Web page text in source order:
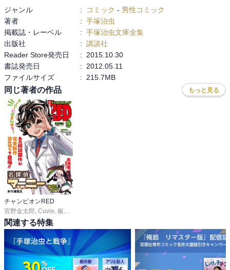
『農兵節』
『浪士隊結成』
『恩師江戸入り』
『宝珠を切る』
『天網恢恢』
『真忠組』
『暁の急襲』
『愛憎の館』
ジャンル : コミック - 男性コミック
著者
: 手塚治虫
掲載誌・レーベル
: 手塚治虫文庫全集
出版社
: 講談社
Reader Store発売日
:
2015.10.30
書誌発売日
:
2012.05.11
ファイルサイズ
: 215.7MB
同じ著者の作品 もっと見る
チャンピオンRED
宮野金太郎, Cuvie, 板垣恵介
関連する特集